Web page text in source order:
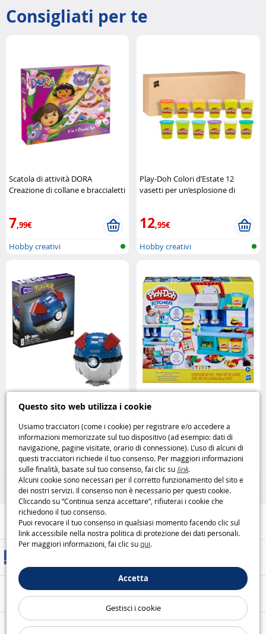
Questo sito web utilizza i cookie
Usiamo tracciatori (come i cookie) per registrare e/o accedere a
informazioni memorizzate sul tuo dispositivo (ad esempio: dati di
navigazione, pagine visitate, orario di connessione). L’uso di alcuni di
questi tracciatori richiede il tuo consenso. Per maggiori informazioni
sulle finalità, basate sul tuo consenso, fai clic su link.
Alcuni cookie sono necessari per il corretto funzionamento del sito e
dei nostri servizi. Il consenso non è necessario per questi cookie.
Cliccando su “Continua senza accettare”, rifiuterai i cookie che
richiedono il tuo consenso.
Puoi revocare il tuo consenso in qualsiasi momento facendo clic sul
link accessibile nella nostra politica di protezione dei dati personali.
Per maggiori informazioni, fai clic suqui.
Accetta
Gestisci i cookie
Consigliati per te
Scatola di attività DORA
Creazione di collane e braccialetti
7,99€
Hobby creativi
Play-Doh Colori d’Estate 12
vasetti per un’esplosione di
12,95€
Hobby creativi
Mega Poké Ball Gigante HMW04
l’icona del mondo Pokémon in
formato maxi Mega Construx
27,95€
Giochi di costruzione
Play-Doh Il Piccolo Ristorante
garantito Hasbro
23,95€
Hobby creativi
Aiuto / Contatti
Pagamento sicuro
Le nostre garanzie